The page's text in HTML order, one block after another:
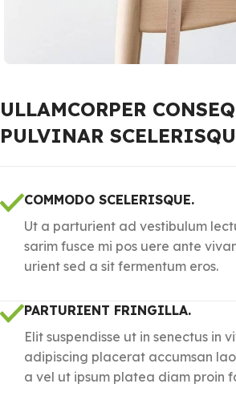
ULLAMCORPER
PULVINAR
COMMODO SCELERISQUE.
Ut a parturient ad vestibulum
sarim fusce mi pos uere ante
urient sed a sit fermentum eros.
PARTURIENT FRINGILLA.
Elit suspendisse ut in senectus in
adipiscing placerat accumsan
a vel ut ipsum platea diam proin